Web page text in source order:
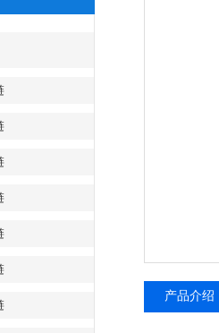
产品介绍